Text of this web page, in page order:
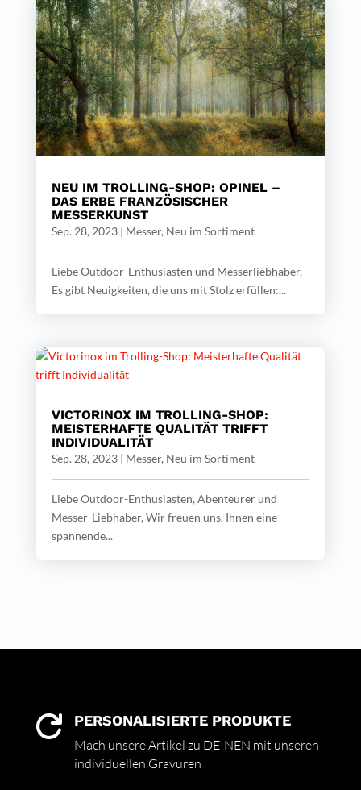
NEU IM TROLLING-SHOP: OPINEL –
DAS ERBE FRANZÖSISCHER
MESSERKUNST
Sep. 28, 2023| Messer, Neu im Sortiment
Liebe Outdoor-Enthusiasten und Messerliebhaber,
Es gibt Neuigkeiten, die uns mit Stolz erfüllen:...
VICTORINOX IM TROLLING-SHOP:
MEISTERHAFTE QUALITÄT TRIFFT
INDIVIDUALITÄT
Sep. 28, 2023| Messer, Neu im Sortiment
Liebe Outdoor-Enthusiasten, Abenteurer und
Messer-Liebhaber, Wir freuen uns, Ihnen eine
spannende...
 PERSONALISIERTE PRODUKTE
Mach unsere Artikel zu DEINEN mit unseren
individuellen Gravuren